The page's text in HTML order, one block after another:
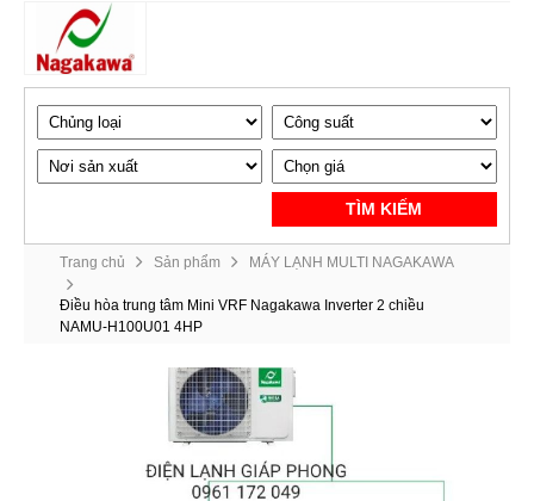
TÌM KIẾM
Trang chủ Sản phẩm MÁY LẠNH MULTI NAGAKAWA
Điều hòa trung tâm Mini VRF Nagakawa Inverter 2 chiều
NAMU-H100U01 4HP